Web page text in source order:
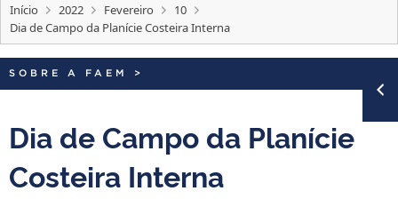
CONCURSOS
INTERNACIONAL
PORTARIAS
Início 2022 Fevereiro
10
Dia de Campo da Planície Costeira Interna
SOBRE A FAEM >
Dia de Campo da Planície
Costeira Interna